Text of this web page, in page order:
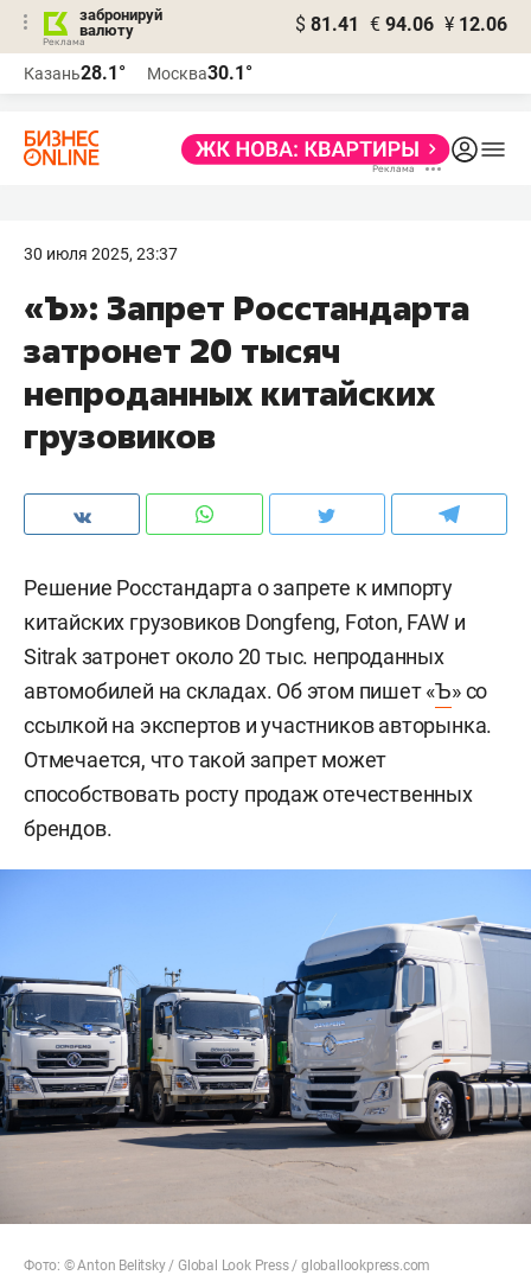
забронируй
валюту
$ 81.41 € 94.06 ¥ 12.06
Казань28.1° Москва30.1°
30 июля 2025, 23:37
«Ъ»: Запрет Росстандарта
затронет 20 тысяч
непроданных китайских
грузовиков
Решение Росстандарта о запрете к импорту
китайских грузовиков Dongfeng, Foton, FAW и
Sitrak затронет около 20 тыс. непроданных
автомобилей на складах. Об этом пишет «Ъ» со
ссылкой на экспертов и участников авторынка.
Отмечается, что такой запрет может
способствовать росту продаж отечественных
брендов.
Фото: © Anton Belitsky / Global Look Press /globallookpress.com